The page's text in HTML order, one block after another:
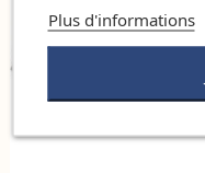
Plus d'informations